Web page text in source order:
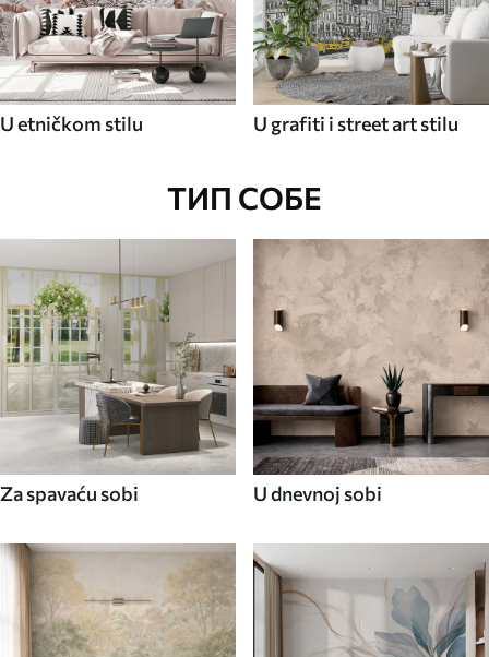
U etničkom stilu U grafiti i street art stilu
ТИП СОБЕ
Za spavaću sobi U dnevnoj sobi